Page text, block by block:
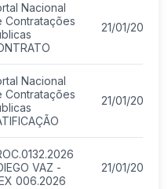
Nacional
Contratações
21/01/2026
Nacional
Contratações
21/01/2026
VAZ -
006.2026
21/01/2026